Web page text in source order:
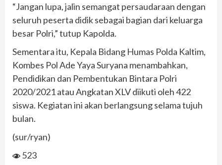
“Jangan lupa, jalin semangat persaudaraan dengan
seluruh peserta didik sebagai bagian dari keluarga
besar Polri,” tutup Kapolda.
Sementara itu, Kepala Bidang Humas Polda Kaltim,
Kombes Pol Ade Yaya Suryana menambahkan,
Pendidikan dan Pembentukan Bintara Polri
2020/2021 atau Angkatan XLV diikuti oleh 422
siswa. Kegiatan ini akan berlangsung selama tujuh
bulan.
(sur/ryan)
523